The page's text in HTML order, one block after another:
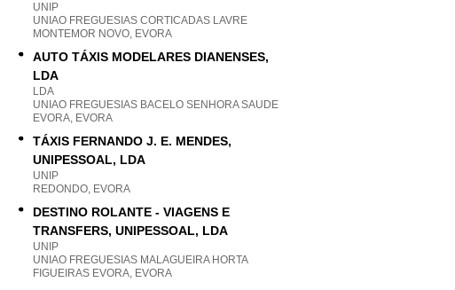
UNIP
UNIAO FREGUESIAS CORTICADAS LAVRE
MONTEMOR NOVO, EVORA
AUTO TÁXIS MODELARES DIANENSES,
LDA
LDA
UNIAO FREGUESIAS BACELO SENHORA SAUDE
EVORA, EVORA
TÁXIS FERNANDO J. E. MENDES,
UNIPESSOAL, LDA
UNIP
REDONDO, EVORA
DESTINO ROLANTE - VIAGENS E
TRANSFERS, UNIPESSOAL, LDA
UNIP
UNIAO FREGUESIAS MALAGUEIRA HORTA
FIGUEIRAS EVORA, EVORA